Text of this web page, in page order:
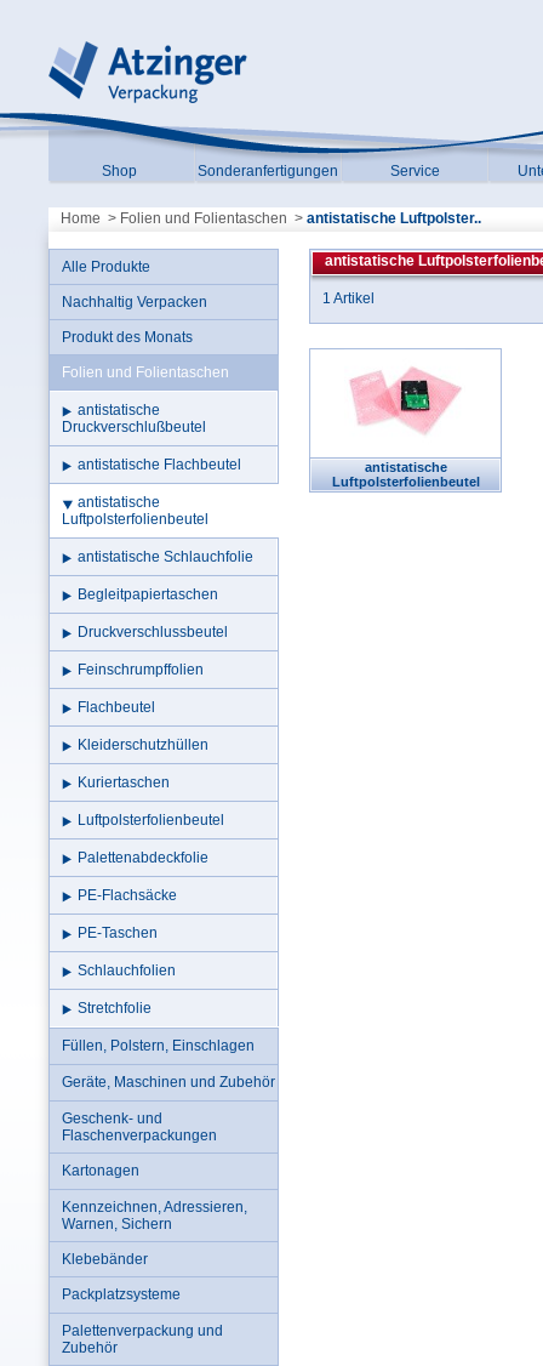
Shop Sonderanfertigungen Service
Home > Folien und Folientaschen > antistatische Luftpolster..
antistatische
1 Artikel
antistatische
Luftpolsterfolienbeutel
Alle Produkte
Nachhaltig Verpacken
Produkt des Monats
Folien und Folientaschen
antistatische
Druckverschlußbeutel
antistatische Flachbeutel
antistatische
Luftpolsterfolienbeutel
antistatische Schlauchfolie
Begleitpapiertaschen
Druckverschlussbeutel
Feinschrumpffolien
Flachbeutel
Kleiderschutzhüllen
Kuriertaschen
Luftpolsterfolienbeutel
Palettenabdeckfolie
PE-Flachsäcke
PE-Taschen
Schlauchfolien
Stretchfolie
Füllen, Polstern, Einschlagen
Geräte, Maschinen und Zubehör
Geschenk- und
Flaschenverpackungen
Kartonagen
Kennzeichnen, Adressieren,
Warnen, Sichern
Klebebänder
Packplatzsysteme
Palettenverpackung und
Zubehör